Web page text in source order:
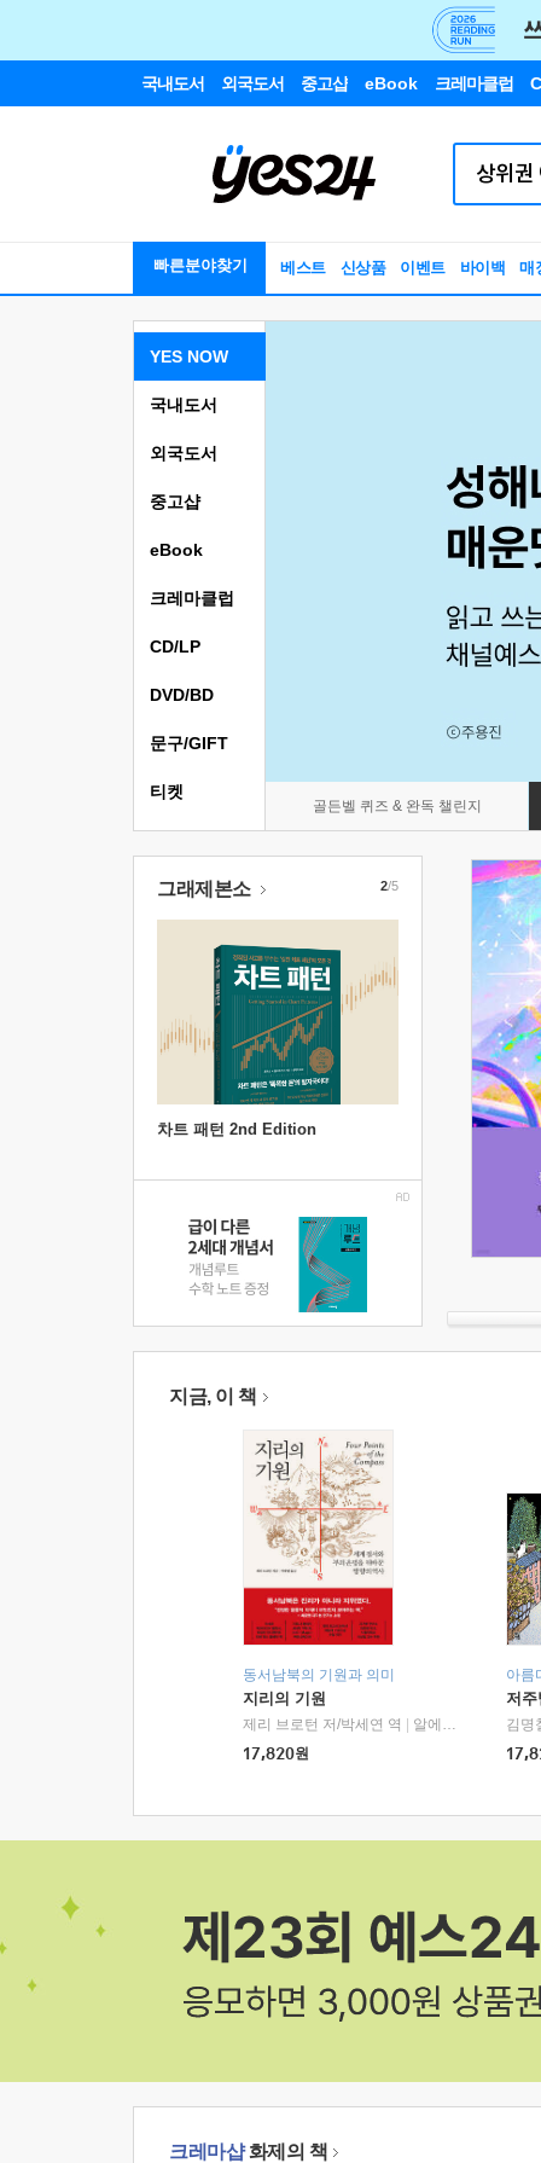
국내도서 외국도서 중고샵 eBook 크레마클럽
빠른분야찾기 베스트 신상품 이벤트 바이백 매
YES NOW
골든벨 퀴즈 & 완독 챌린지
국내도서
외국도서
중고샵
eBook
크레마클럽
CD/LP
DVD/BD
문구/GIFT
티켓
그래제본소
차트 패턴 2nd Edition
2/5
지금, 이 책
동서남북의 기원과 의미
지리의 기원
제리 브로턴 저/박세연 역
알에이치코리아(RHK)
17,820원
아름
저
김명
크레마샵화제의 책